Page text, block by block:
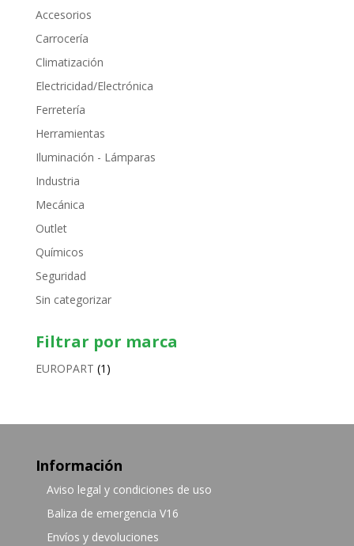
Accesorios
Carrocería
Climatización
Electricidad/Electrónica
Ferretería
Herramientas
Iluminación - Lámparas
Industria
Mecánica
Outlet
Químicos
Seguridad
Sin categorizar
Filtrar por marca
EUROPART (1)
Información
Aviso legal y condiciones de uso
Baliza de emergencia V16
Envíos y devoluciones